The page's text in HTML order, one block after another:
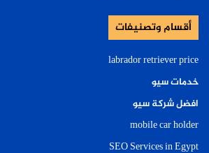
أقسام وتصنيفات
labrador retriever price
خدمات سيو
افضل شركة سيو
mobile car holder
SEO Services in Egypt